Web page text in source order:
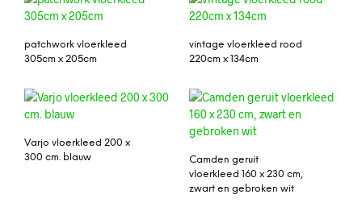
patchwork vloerkleed
305cm x 205cm
vintage vloerkleed rood
220cm x 134cm
Varjo vloerkleed 200 x
300 cm. blauw
Camden geruit
vloerkleed 160 x 230 cm,
zwart en gebroken wit